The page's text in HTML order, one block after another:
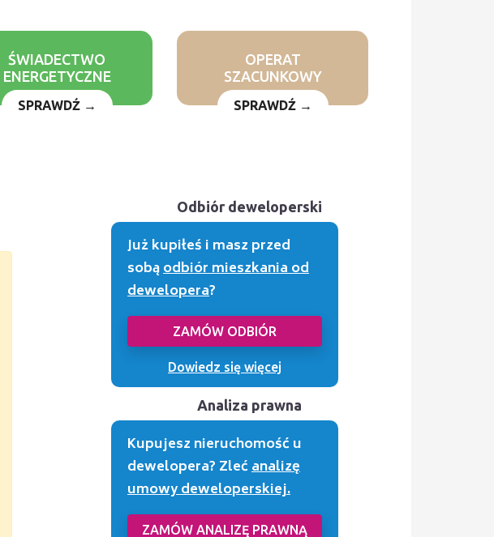
ŚWIADECTWO
ENERGETYCZNE
SPRAWDŹ →
OPERAT
SZACUNKOWY
SPRAWDŹ →
Odbiór deweloperski
Już kupiłeś i masz przed
sobąodbiór mieszkania od
dewelopera?
ZAMÓW ODBIÓR
Dowiedz się więcej
Analiza prawna
Kupujesz nieruchomość u
dewelopera? Zlećanalizę
umowy deweloperskiej.
ZAMÓW ANALIZĘ PRAWNĄ